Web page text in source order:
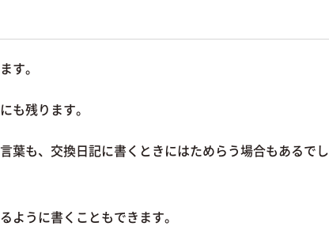
す。
も残ります。
葉も、交換日記に書くときにはためらう場合もあるでし
ように書くこともできます。